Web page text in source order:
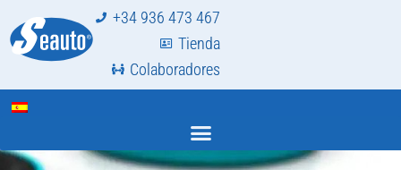
+34 936 473 467
Tienda
Colaboradores